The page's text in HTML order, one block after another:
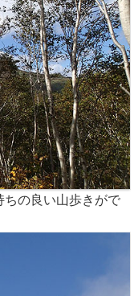
ちの良い山歩きがで